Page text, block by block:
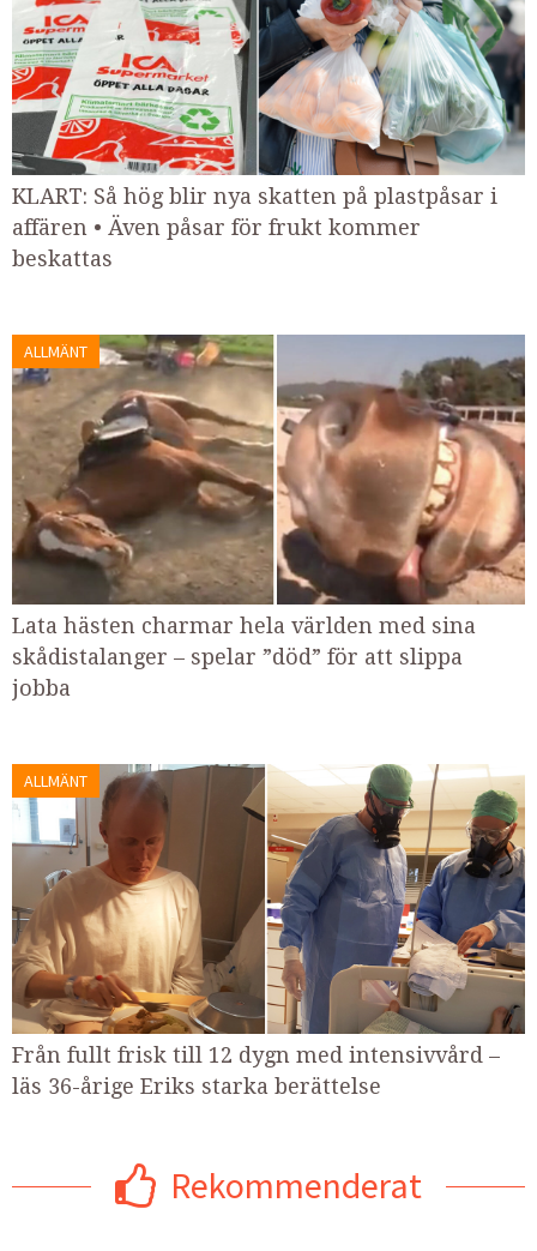
KLART: Så hög blir nya skatten på plastpåsar i
affären • Även påsar för frukt kommer
beskattas
ALLMÄNT
Lata hästen charmar hela världen med sina
skådistalanger – spelar ”död” för att slippa
jobba
ALLMÄNT
Från fullt frisk till 12 dygn med intensivvård –
läs 36-årige Eriks starka berättelse
Rekommenderat